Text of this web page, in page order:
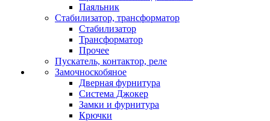
Паяльник
Стабилизатор, трансформатор
Стабилизатор
Трансформатор
Прочее
Пускатель, контактор, реле
Замочноскобяное
Дверная фурнитура
Система Джокер
Замки и фурнитура
Крючки